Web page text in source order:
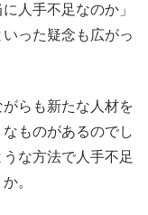
人手不足なのか」
った疑念も広がっ
らも新たな人材を
ものがあるのでし
な方法で人手不足
。